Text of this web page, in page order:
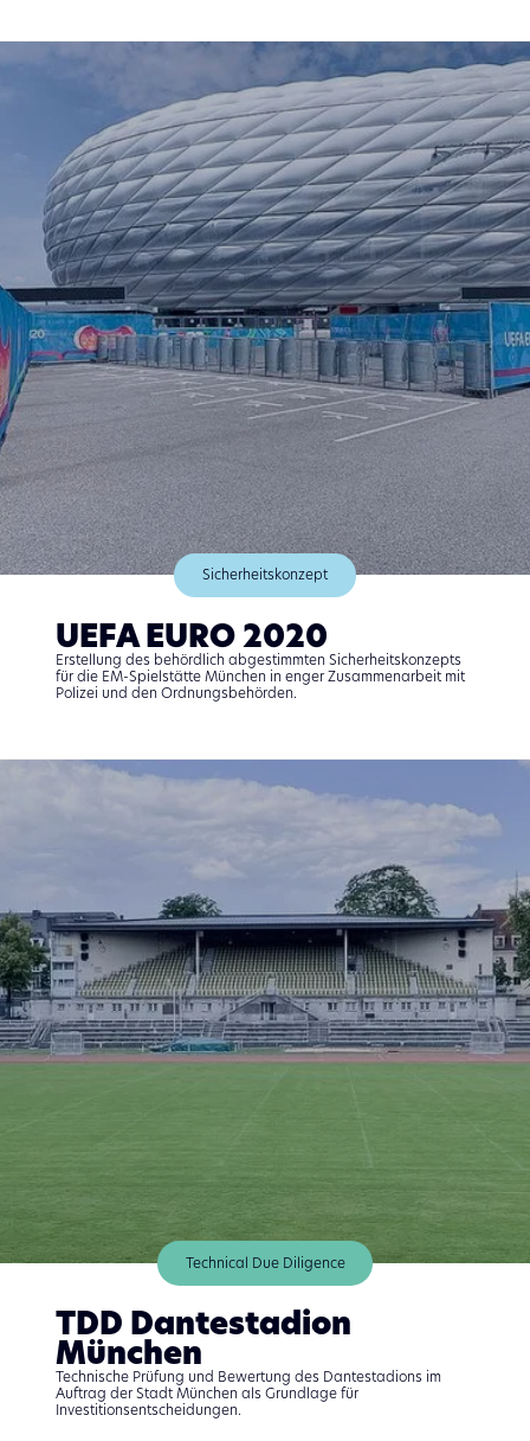
Sicherheitskonzept
UEFA EURO 2020
Erstellung des behördlich abgestimmten Sicherheitskonzepts
für die EM-Spielstätte München in enger Zusammenarbeit mit
Polizei und den Ordnungsbehörden.
Technical Due Diligence
TDD Dantestadion
München
Technische Prüfung und Bewertung des Dantestadions im
Auftrag der Stadt München als Grundlage für
Investitionsentscheidungen.